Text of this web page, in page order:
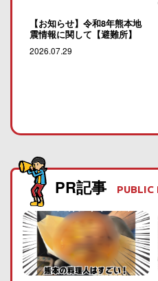
【お知らせ】令和8年熊本地
震情報に関して【避難所】
2026.07.29
PR記事 PUBLIC